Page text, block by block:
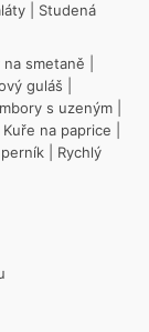
Studená
na smetaně
guláš
s uzeným
Kuře na paprice
Rychlý